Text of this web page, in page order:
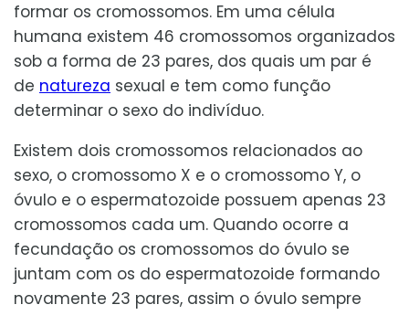
formar os cromossomos. Em uma célula
humana existem 46 cromossomos organizados
sob a forma de 23 pares, dos quais um par é
de natureza sexual e tem como função
determinar o sexo do indivíduo.
Existem dois cromossomos relacionados ao
sexo, o cromossomo X e o cromossomo Y, o
óvulo e o espermatozoide possuem apenas 23
cromossomos cada um. Quando ocorre a
fecundação os cromossomos do óvulo se
juntam com os do espermatozoide formando
novamente 23 pares, assim o óvulo sempre